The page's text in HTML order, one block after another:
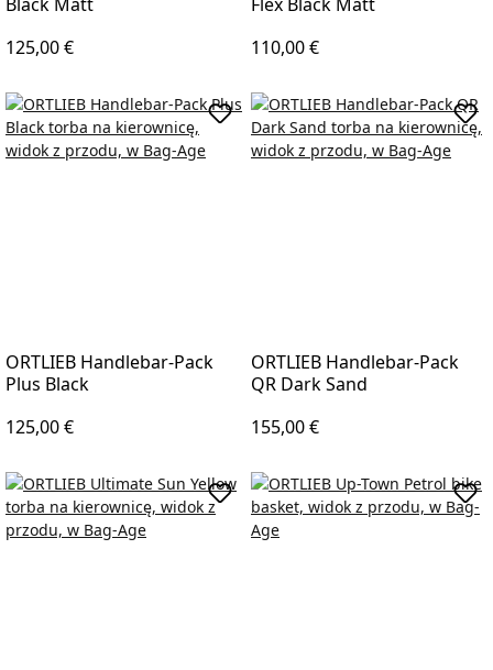
Regular price:
125,00 €
Regular price:
110,00 €
ORTLIEB Handlebar-Pack
Plus Black
Regular price:
125,00 €
ORTLIEB Handlebar-Pack
QR Dark Sand
Regular price:
155,00 €